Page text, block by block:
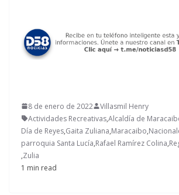
8 de enero de 2022
Villasmil Henry
Actividades Recreativas,Alcaldía de
Día de Reyes,Gaita Zuliana,Maracaibo,
parroquia Santa Lucía,Rafael Ramírez Colina,
,Zulia
1 min read